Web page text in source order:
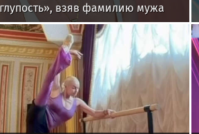
взяв фамилию мужа